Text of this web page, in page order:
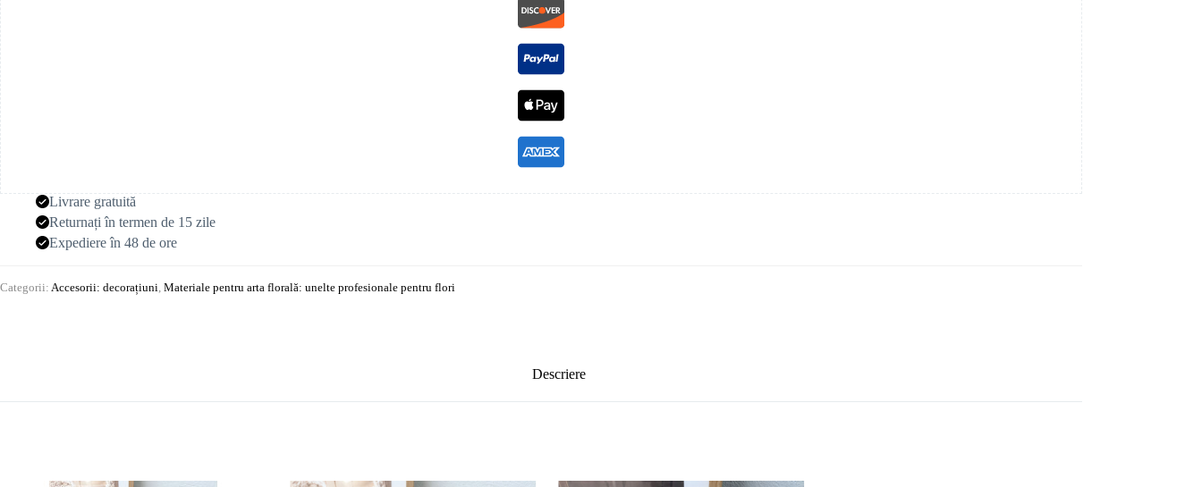
Livrare gratuită
Returnați în termen de 15 zile
Expediere în 48 de ore
Categorii: Accesorii: decorațiuni Materiale pentru arta florală: unelte profesionale pentru flori
Descriere